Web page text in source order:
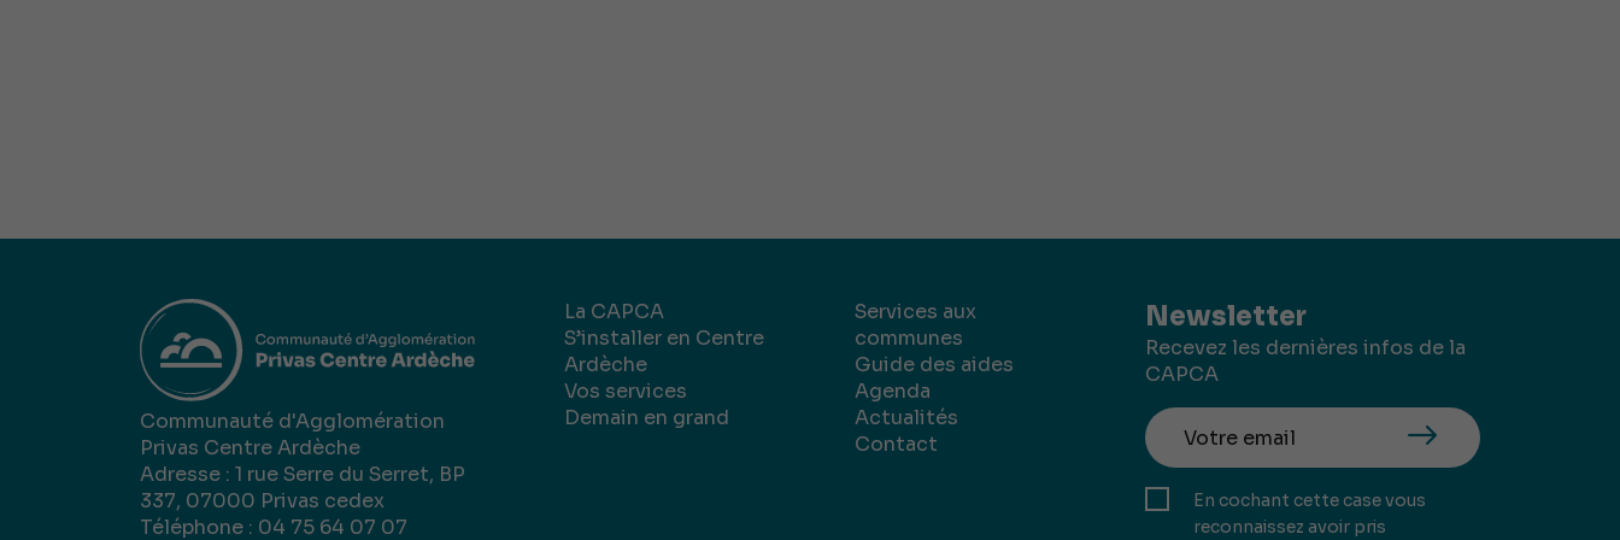
Communauté d'Agglomération
Privas Centre Ardèche
Adresse : 1 rue Serre du Serret, BP
337, 07000 Privas cedex
Téléphone : 04 75 64 07 07
La CAPCA
S’installer en Centre
Ardèche
Vos services
Demain en grand
Services aux
communes
Guide des aides
Agenda
Actualités
Contact
Newsletter
Recevez les dernières infos de la
CAPCA
En cochant cette case vous
reconnaissez avoir pris